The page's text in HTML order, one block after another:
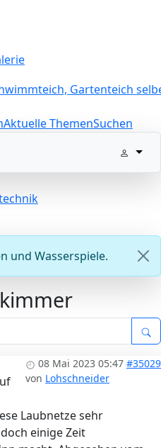
Aktuelle ThemenSuchen
und Wasserspiele.
08 Mai 2023 05:47 #35029
von Lohschneider
Laubnetze sehr
einige Zeit